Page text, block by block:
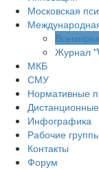
Московская
Журнал
МКБ
СМУ
Нормативные
Инфографика
Рабочие группы
Контакты
Форум